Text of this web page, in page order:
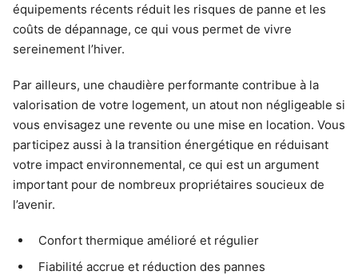
équipements récents réduit les risques de panne et les
coûts de dépannage, ce qui vous permet de vivre
sereinement l’hiver.
Par ailleurs, une chaudière performante contribue à la
valorisation de votre logement, un atout non négligeable si
vous envisagez une revente ou une mise en location. Vous
participez aussi à la transition énergétique en réduisant
votre impact environnemental, ce qui est un argument
important pour de nombreux propriétaires soucieux de
l’avenir.
Confort thermique amélioré et régulier
Fiabilité accrue et réduction des pannes